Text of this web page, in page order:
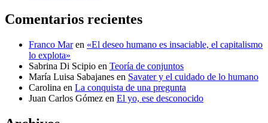
Comentarios recientes
Franco Maren «El deseo humano es insaciable, el capitalismo
lo explota»
Sabrina Di Scipio en Teoría de conjuntos
María Luisa Sabajanes en Savater y el cuidado de lo humano
Carolina en La conquista de una pregunta
Juan Carlos Gómez en El yo, ese desconocido